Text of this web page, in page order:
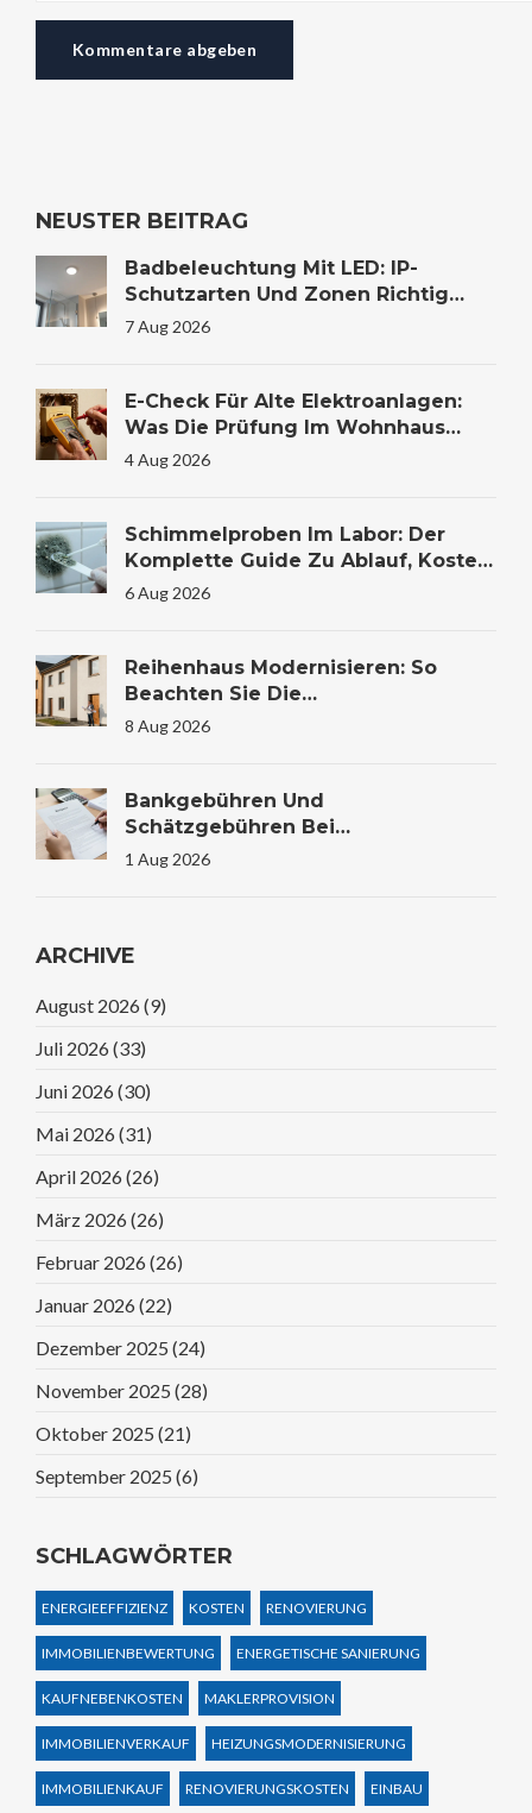
Kommentare abgeben
NEUSTER BEITRAG
Badbeleuchtung Mit LED: IP-
Schutzarten Und Zonen Richtig
Wählen
7 Aug 2026
E-Check Für Alte Elektroanlagen:
Was Die Prüfung Im Wohnhaus
Wirklich Kostet Und Warum Sie
4 Aug 2026
Schimmelproben Im Labor: Der
Komplette Guide Zu Ablauf, Kosten
Und Auswertung
6 Aug 2026
Reihenhaus Modernisieren: So
Beachten Sie Die
Gemeinschaftsregeln Und Das
8 Aug 2026
Bankgebühren Und
Schätzgebühren Bei
Immobilienfinanzierung: Kosten
1 Aug 2026
ARCHIVE
August 2026 (9)
Juli 2026 (33)
Juni 2026 (30)
Mai 2026 (31)
April 2026 (26)
März 2026 (26)
Februar 2026 (26)
Januar 2026 (22)
Dezember 2025 (24)
November 2025 (28)
Oktober 2025 (21)
September 2025 (6)
SCHLAGWÖRTER
ENERGIEEFFIZIENZ KOSTEN RENOVIERUNG
IMMOBILIENBEWERTUNG ENERGETISCHE SANIERUNG
KAUFNEBENKOSTEN MAKLERPROVISION
IMMOBILIENVERKAUF HEIZUNGSMODERNISIERUNG
IMMOBILIENKAUF RENOVIERUNGSKOSTEN EINBAU